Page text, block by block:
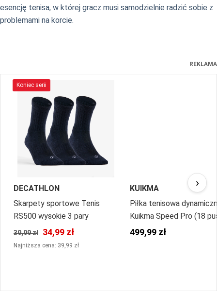
esencję tenisa, w której gracz musi samodzielnie radzić sobie z
problemami na korcie.
REKLAMA
Koniec serii
DECATHLON
Skarpety sportowe Tenis
RS500 wysokie 3 pary
39,99 zł 34,99 zł
Najniższa cena: 39,99 zł
KUIKMA
Piłka tenisowa
Kuikma Speed Pro (18
po 4 piłki)
499,99 zł
›